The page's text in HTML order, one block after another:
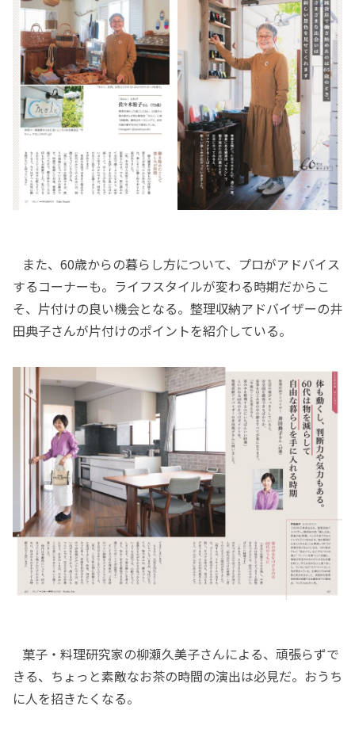
また、60歳からの暮らし方について、プロがアドバイス
するコーナーも。ライフスタイルが変わる時期だからこ
そ、片付けの良い機会となる。整理収納アドバイザーの井
田典子さんが片付けのポイントを紹介している。
菓子・料理研究家の柳瀬久美子さんによる、頑張らずで
きる、ちょっと素敵なお茶の時間の演出は必見だ。おうち
に人を招きたくなる。